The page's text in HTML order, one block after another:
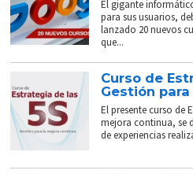
El gigante
para sus usuarios,
lanzado 20 nuevos
que...
Curso de
Gestión
El presente curso de
mejora continua, se
de experiencias